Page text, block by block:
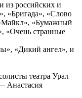
из российских и
«Бригада», «Слово
«Бумажный
«Очень странные
«Дикий ангел», и
театра Урал
Анастасия